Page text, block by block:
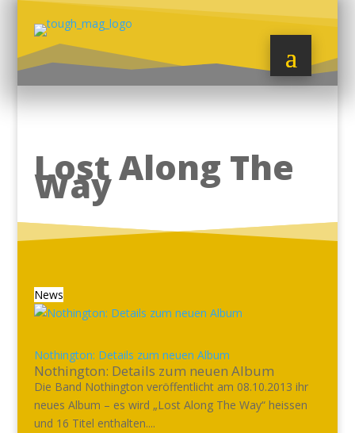
Lost Along The
Way
News
Nothington: Details zum neuen Album
Nothington: Details zum neuen Album
Die Band Nothington veröffentlicht am 08.10.2013 ihr
neues Album – es wird „Lost Along The Way“ heissen
und 16 Titel enthalten....